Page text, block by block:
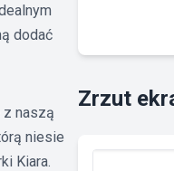
dodać
z naszą
niesie
Kiara.
Zrzut